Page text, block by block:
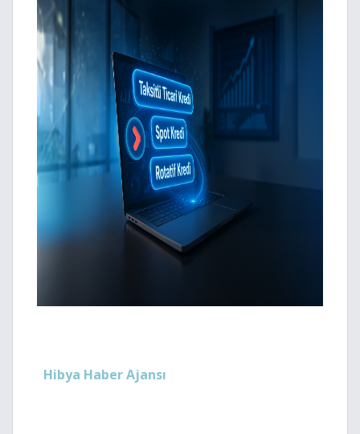
Hibya Haber Ajansı